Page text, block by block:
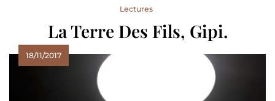
Lectures
La Terre Des Fils, Gipi.
18/11/2017